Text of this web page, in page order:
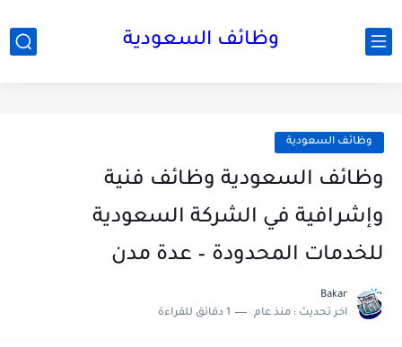
وظائف السعودية
وظائف السعودية
وظائف السعودية وظائف فنية
وإشرافية في الشركة السعودية
للخدمات المحدودة – عدة مدن
Bakar
اخر تحديث : منذ عام 1 دقائق للقراءة